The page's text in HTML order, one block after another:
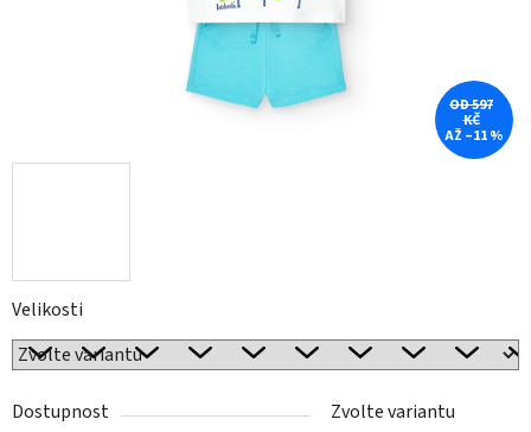
Velikosti
Dostupnost
Zvolte variantu
OD 597
KČ
AŽ –11 %